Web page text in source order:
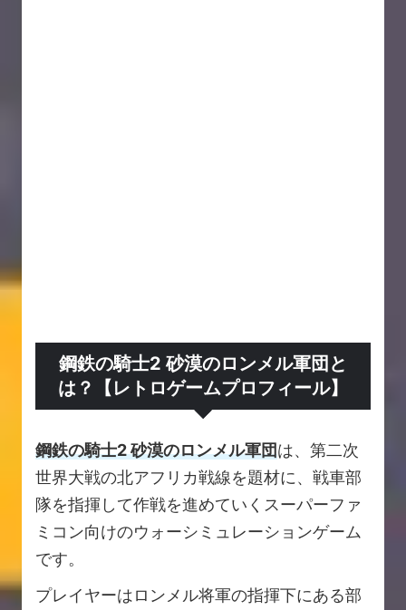
鋼鉄の騎士2 砂漠のロンメル軍団と
は？【レトロゲームプロフィール】
鋼鉄の騎士2 砂漠のロンメル軍団は、第二次
世界大戦の北アフリカ戦線を題材に、戦車部
隊を指揮して作戦を進めていくスーパーファ
ミコン向けのウォーシミュレーションゲーム
です。
プレイヤーはロンメル将軍の指揮下にある部